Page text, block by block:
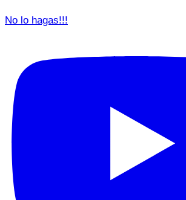
No lo hagas!!!